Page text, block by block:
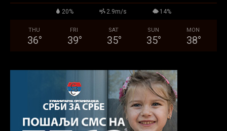
20% 2.9m/s 14%
THU
36°
FRI
39°
SAT
35°
SUN
35°
MON
38°